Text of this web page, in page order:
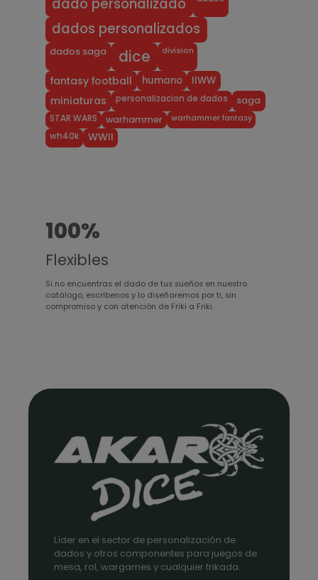
dado personalizado
dados personalizados
dados saga dice division
fantasy football humano IIWW
miniaturas personalizacion de dados saga
STAR WARS warhammer warhammer fantasy
wh40k WWII
100%
Flexibles
Si no encuentras el dado de tus sueños en nuestro
catálogo, escríbenos y lo diseñaremos por ti, sin
compromiso y con atención de Friki a Friki.
Líder en el sector de personalización de
dados y otros componentes para juegos de
mesa, rol, wargames y cualquier frikada.